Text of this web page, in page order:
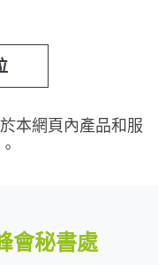
本網頁內產品和服
會秘書處